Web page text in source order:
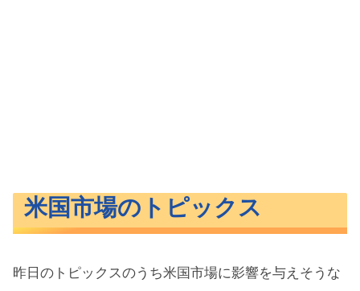
米国市場のトピックス
昨日のトピックスのうち米国市場に影響を与えそうな